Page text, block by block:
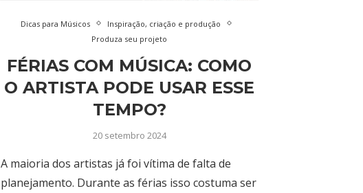
Dicas para Músicos
Inspiração, criação e produção
Produza seu projeto
FÉRIAS COM MÚSICA: COMO
O ARTISTA PODE USAR ESSE
TEMPO?
20 setembro 2024
A maioria dos artistas já foi vítima de falta de
planejamento. Durante as férias isso costuma ser